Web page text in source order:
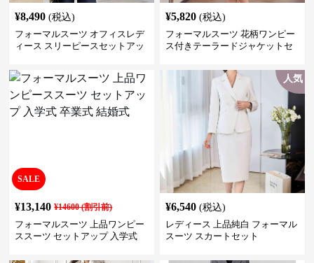
¥8,490 (税込)
フォーマルスーツ オフィスレデ
ィース スリーピースセットアッ
¥5,820 (税込)
フォーマルスーツ 花柄ワンピー
ス付きテーラードジャケットセ
SALE
¥13,140 ¥14600(割引前)
フォーマルスーツ 上品ワンピー
ススーツ セットアップ 入学式
人気
¥6,540 (税込)
レディース 上品純白 フォーマル
スーツ スカートセット